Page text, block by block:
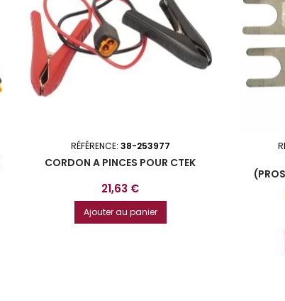
RÉFÉRENCE: 38-253977
CORDON A PINCES POUR CTEK
Prix
21,63 €
Ajouter au panier